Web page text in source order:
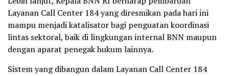
Layanan Call Center 184 yang diresmikan pada hari ini
mampu menjadi katalisator bagi penguatan koordinasi
lintas sektoral, baik di lingkungan internal BNN maupun
dengan aparat penegak hukum lainnya.
Sistem yang dibangun dalam Layanan Call Center 184